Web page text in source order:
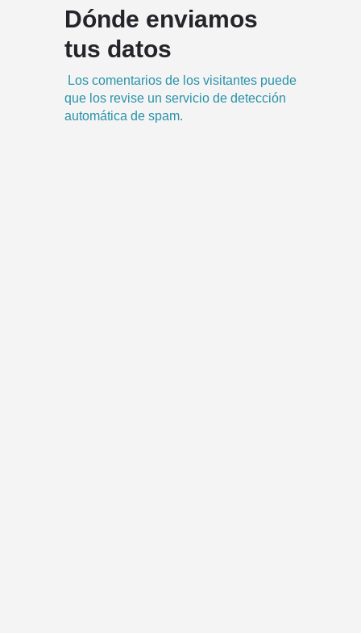
Dónde enviamos
tus datos
Los comentarios de los visitantes puede
que los revise un servicio de detección
automática de spam.